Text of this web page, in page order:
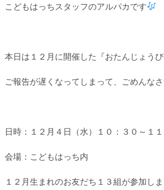
こどもはっちスタッフのアルパカです
本日は１２月に開催した『おたんじょう
ご報告が遅くなってしまって、ごめんな
日時：１２月４日（水）１０：３０～１
会場：こどもはっち内
１２月生まれのお友だち１３組が参加し